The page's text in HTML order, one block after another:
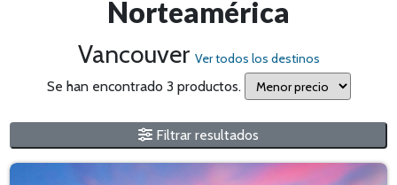
Norteamérica
Vancouver Ver todos los destinos
Se han encontrado 3 productos.
Filtrar resultados